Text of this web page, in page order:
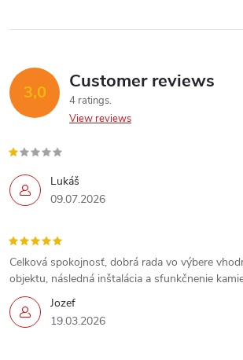
c
n
t
r
o
l
s
3,0 Customer reviews
4 ratings
View reviews
Lukáš
09.07.2026
Jozef
19.03.2026
Celková spokojnosť, dobrá rada vo výbere
objektu, následná inštalácia a sfunkčnenie